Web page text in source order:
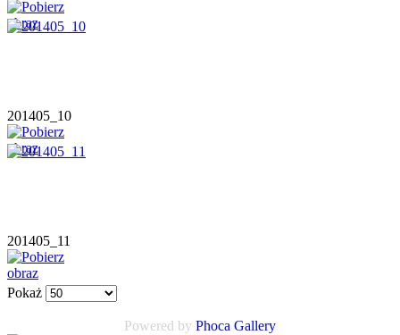
201405_10
201405_11
Pokaż
Powered by Phoca Gallery